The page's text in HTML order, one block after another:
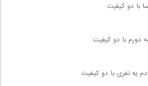
با دو کیفیت
دورم با دو کیفیت
یه نفری با دو کیفیت